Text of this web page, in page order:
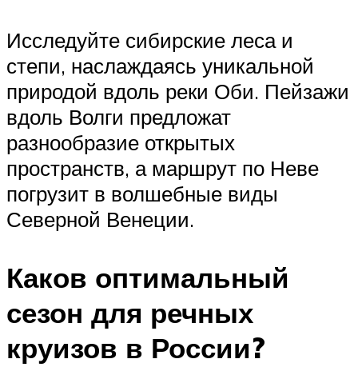
Исследуйте сибирские леса и
степи, наслаждаясь уникальной
природой вдоль реки Оби. Пейзажи
вдоль Волги предложат
разнообразие открытых
пространств, а маршрут по Неве
погрузит в волшебные виды
Северной Венеции.
Каков оптимальный
сезон для речных
круизов в России?